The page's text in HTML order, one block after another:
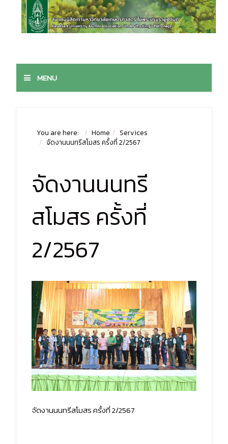
MENU
You are here: Home
Services
จัดงานนนทรีสโมสร ครั้งที่ 2/2567
จัดงานนนทรี
สโมสร ครั้งที่
2/2567
จัดงานนนทรีสโมสร ครั้งที่ 2/2567